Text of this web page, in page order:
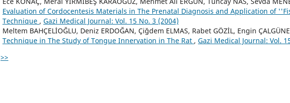
Evaluation of Cordocentesis Materials in The Prenatal Diagnosis and Application of
Technique , Gazi Medical Journal: Vol. 15 No. 3 (2004)
Meltem BAHÇELİOĞLU, Deniz ERDOĞAN, Çiğdem ELMAS, Rabet GÖZİL, Engin
Technique in The Study of Tongue Innervation in The Rat , Gazi Medical Journal: Vol.
>>